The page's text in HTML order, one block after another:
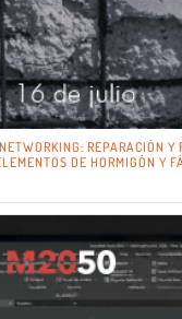
REPARACIÓN Y
DE HORMIGÓN Y